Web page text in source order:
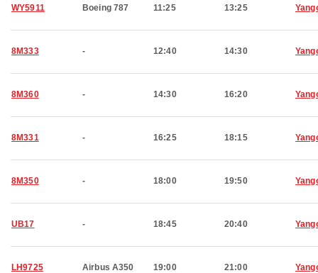
WY5911 Boeing 787 11:25 13:25
8M333 - 12:40 14:30
8M360 - 14:30 16:20
8M331 - 16:25 18:15
8M350 - 18:00 19:50
UB17 - 18:45 20:40
LH9725 Airbus A350 19:00 21:00